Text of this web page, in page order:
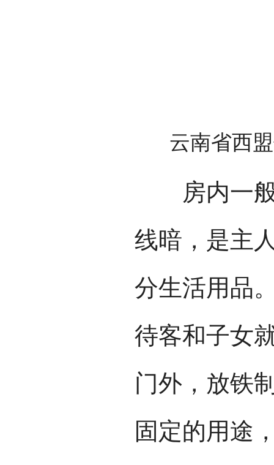
云南省西
房内一般
线暗，是主
分生活用品
待客和子女
门外，放铁
固定的用途